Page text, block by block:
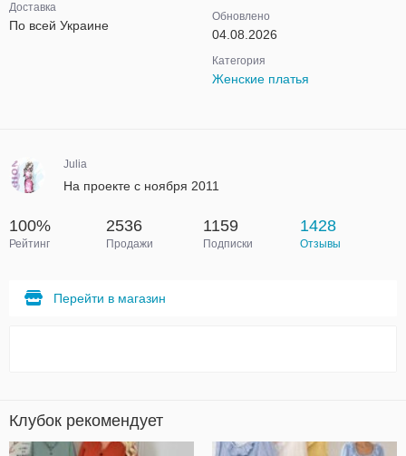
Доставка
По всей Украине
Обновлено
04.08.2026
Категория
Женские платья
Julia
На проекте с ноября 2011
100%
Рейтинг
2536
Продажи
1159
Подписки
1428
Отзывы
Перейти в магазин
Клубок рекомендует